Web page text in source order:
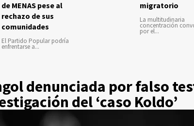
de MENAS pese al
rechazo de sus
comunidades
El Partido Popular podría
enfrentarse a...
migratorio
La multitudinaria
concentración
por el...
denunciada por falso
del ‘caso Koldo’